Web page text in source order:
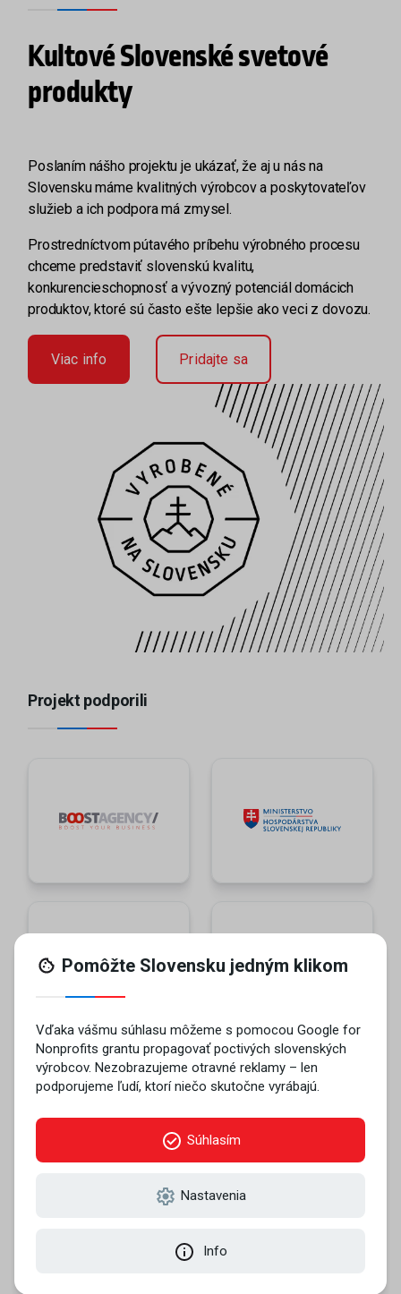
Kultové Slovenské svetové
produkty
Poslaním nášho projektu je ukázať, že aj u nás na
Slovensku máme kvalitných výrobcov a poskytovateľov
služieb a ich podpora má zmysel.
Prostredníctvom pútavého príbehu výrobného procesu
chceme predstaviť slovenskú kvalitu,
konkurencieschopnosť a vývozný potenciál domácich
produktov, ktoré sú často ešte lepšie ako veci z dovozu.
Viac info Pridajte sa
Projekt podporili